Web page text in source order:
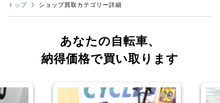
トップ ショップ買取カテゴリー詳細
あなたの自転車、
納得価格で買い取ります